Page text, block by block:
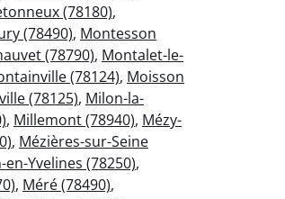
(78180),
(78490), Montesson
(78790), Montalet-le-
(78124), Moisson
(78125), Milon-la-
, Millemont (78940), Mézy-
, Mézières-sur-Seine
en-Yvelines (78250),
, Méré (78490),